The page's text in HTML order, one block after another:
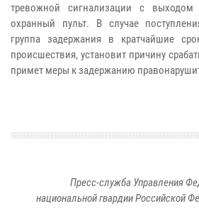
тревожной сигнализации с выходом
охранный пульт. В случае
группа задержания в кратчайшие
происшествия, установит причину
примет меры к задержанию
Пресс-служба Управления
национальной гвардии Российской